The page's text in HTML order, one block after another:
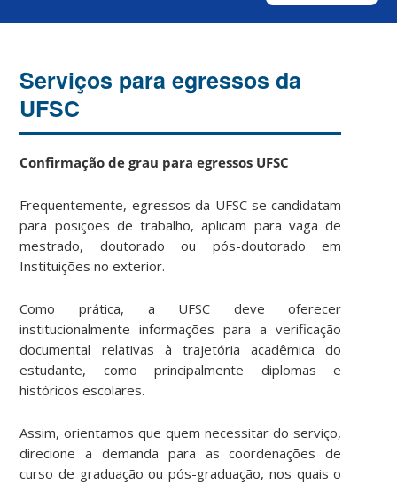
Serviços para egressos da
UFSC
Confirmação de grau para egressos UFSC
Frequentemente, egressos da UFSC se candidatam
para posições de trabalho, aplicam para vaga de
mestrado, doutorado ou pós-doutorado em
Instituições no exterior.
Como prática, a UFSC deve oferecer
institucionalmente informações para a verificação
documental relativas à trajetória acadêmica do
estudante, como principalmente diplomas e
históricos escolares.
Assim, orientamos que quem necessitar do serviço,
direcione a demanda para as coordenações de
curso de graduação ou pós-graduação, nos quais o